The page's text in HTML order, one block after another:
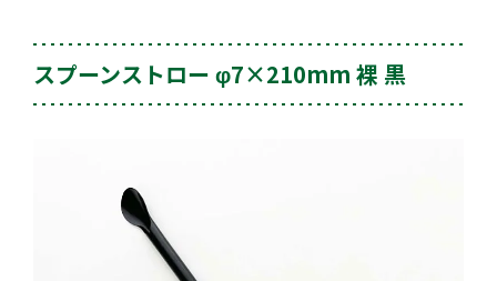
スプーンストロー φ7×210mm 裸 黒